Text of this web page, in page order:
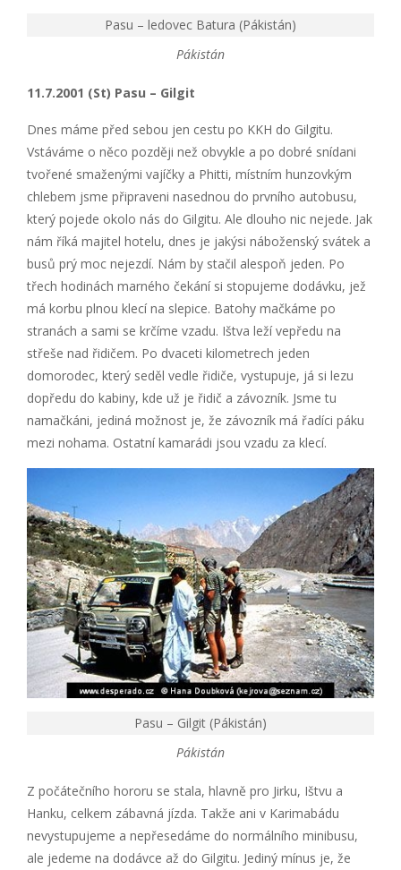
Pasu – ledovec Batura (Pákistán)
Pákistán
11.7.2001 (St) Pasu – Gilgit
Dnes máme před sebou jen cestu po KKH do Gilgitu.
Vstáváme o něco později než obvykle a po dobré snídani
tvořené smaženými vajíčky a Phitti, místním hunzovkým
chlebem jsme připraveni nasednou do prvního autobusu,
který pojede okolo nás do Gilgitu. Ale dlouho nic nejede. Jak
nám říká majitel hotelu, dnes je jakýsi náboženský svátek a
busů prý moc nejezdí. Nám by stačil alespoň jeden. Po
třech hodinách marného čekání si stopujeme dodávku, jež
má korbu plnou klecí na slepice. Batohy mačkáme po
stranách a sami se krčíme vzadu. Ištva leží vepředu na
střeše nad řidičem. Po dvaceti kilometrech jeden
domorodec, který seděl vedle řidiče, vystupuje, já si lezu
dopředu do kabiny, kde už je řidič a závozník. Jsme tu
namačkáni, jediná možnost je, že závozník má řadíci páku
mezi nohama. Ostatní kamarádi jsou vzadu za klecí.
Pasu – Gilgit (Pákistán)
Pákistán
Z počátečního hororu se stala, hlavně pro Jirku, Ištvu a
Hanku, celkem zábavná jízda. Takže ani v Karimabádu
nevystupujeme a nepřesedáme do normálního minibusu,
ale jedeme na dodávce až do Gilgitu. Jediný mínus je, že